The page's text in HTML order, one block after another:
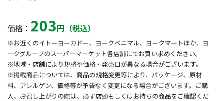
価格： 203円（税込）
※お近くのイトーヨーカドー、ヨークベニマル、ヨークマートほか、ヨ
ークグループのスーパーマーケット各店舗にてお買い求めください。
※地域・店舗により規格や価格・発売日が異なる場合がございます。
※掲載商品については、商品の規格変更等により、パッケージ、原材
料、アレルゲン、価格等が予告なく変更になる場合がございます。ご購
入、お召し上がりの際は、必ず店頭もしくはお持ちの商品をご確認くだ